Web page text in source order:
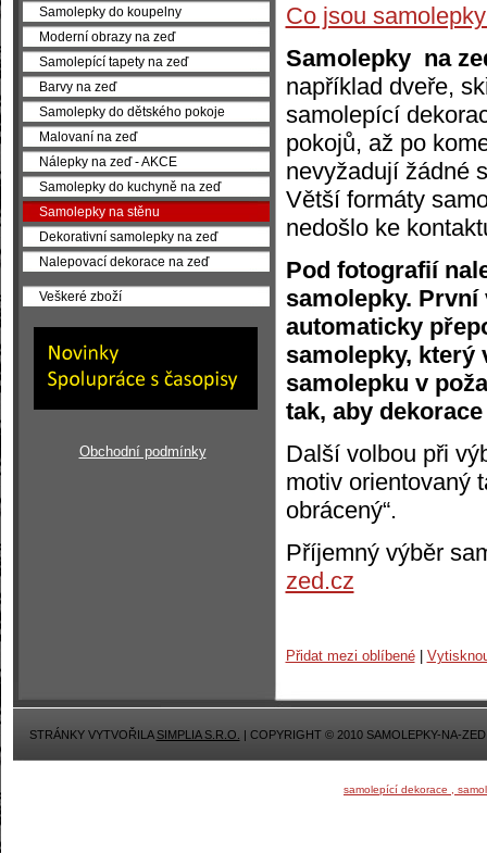
Co jsou
Samolepky na
například dveře,
samolepící
pokojů, až po
nevyžadují žádné
Větší formáty
nedošlo ke
Pod fotografií
samolepky.
automaticky
samolepky, který
samolepku v
tak, aby
Další volbou při
motiv orientovaný
obrácený“.
Příjemný výběr
zed.cz
Přidat mezi oblíbené|
Samolepky do koupelny
Moderní obrazy na zeď
Samolepící tapety na zeď
Barvy na zeď
Samolepky do dětského pokoje
Malovaní na zeď
Nálepky na zeď - AKCE
Samolepky do kuchyně na zeď
Samolepky na stěnu
Dekorativní samolepky na zeď
Nalepovací dekorace na zeď
Veškeré zboží
Obchodní podmínky
STRÁNKY VYTVOŘILASIMPLIA S.R.O. | COPYRIGHT © 2010 SAMOLEPKY-NA-
samolepící dekorace ,